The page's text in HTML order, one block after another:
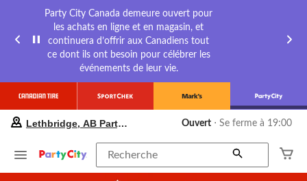
Party City Canada demeure ouvert pour
les achats en ligne et en magasin, et
continuera d’offrir aux Canadiens tout
ce dont ils ont besoin pour célébrer les
événements de leur vie.
préféré
Lethbridge,
Lethbridge, AB Party City Ouvert ⋅ Se ferme à 19:00
Recherche